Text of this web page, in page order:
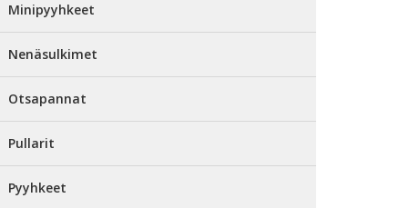
Minipyyhkeet
Nenäsulkimet
Otsapannat
Pullarit
Pyyhkeet